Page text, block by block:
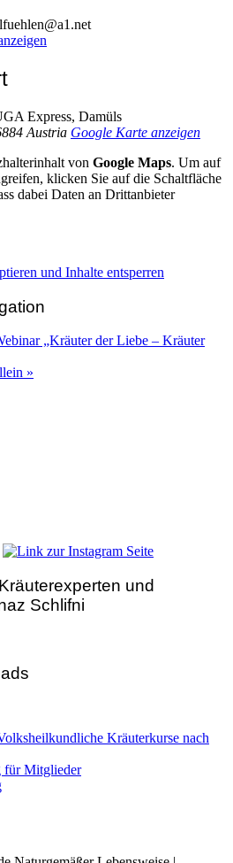
Express, Damüls
Austria Google Karte anzeigen
von Google Maps. Um auf
klicken Sie auf die Schaltfläche
dabei Daten an Drittanbieter
und Inhalte entsperren
„Kräuter der Liebe – Kräuter
»
und
Schlifni
Kräuterkurse nach
für Mitglieder